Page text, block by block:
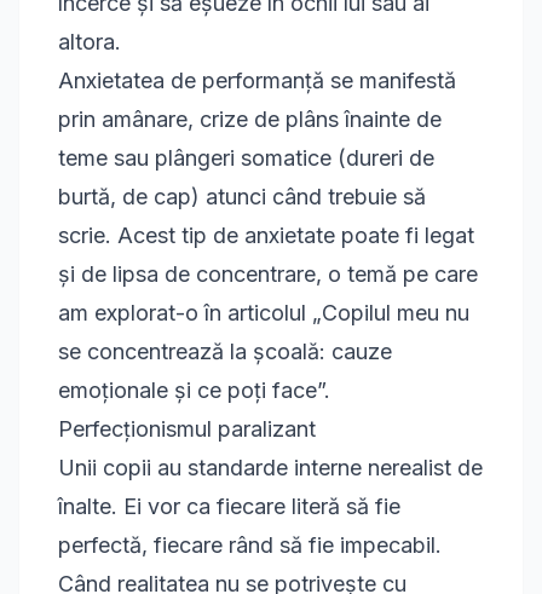
altora.
Anxietatea de performanță se manifestă
prin amânare, crize de plâns înainte de
teme sau plângeri somatice (dureri de
burtă, de cap) atunci când trebuie să
scrie. Acest tip de anxietate poate fi legat
și de lipsa de concentrare, o temă pe care
am explorat-o în articolul „Copilul meu nu
se concentrează la școală: cauze
emoționale și ce poți face”.
Perfecționismul paralizant
Unii copii au standarde interne nerealist de
înalte. Ei vor ca fiecare literă să fie
perfectă, fiecare rând să fie impecabil.
Când realitatea nu se potrivește cu